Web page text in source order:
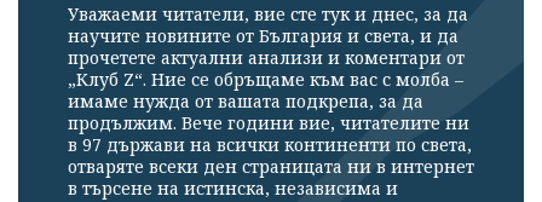
Уважаеми читатели, вие сте тук и днес, за да
научите новините от България и света, и да
прочетете актуални анализи и коментари от
„Клуб Z“. Ние се обръщаме към вас с молба –
имаме нужда от вашата подкрепа, за да
продължим. Вече години вие, читателите ни
в 97 държави на всички континенти по света,
отваряте всеки ден страницата ни в интернет
в търсене на истинска, независима и